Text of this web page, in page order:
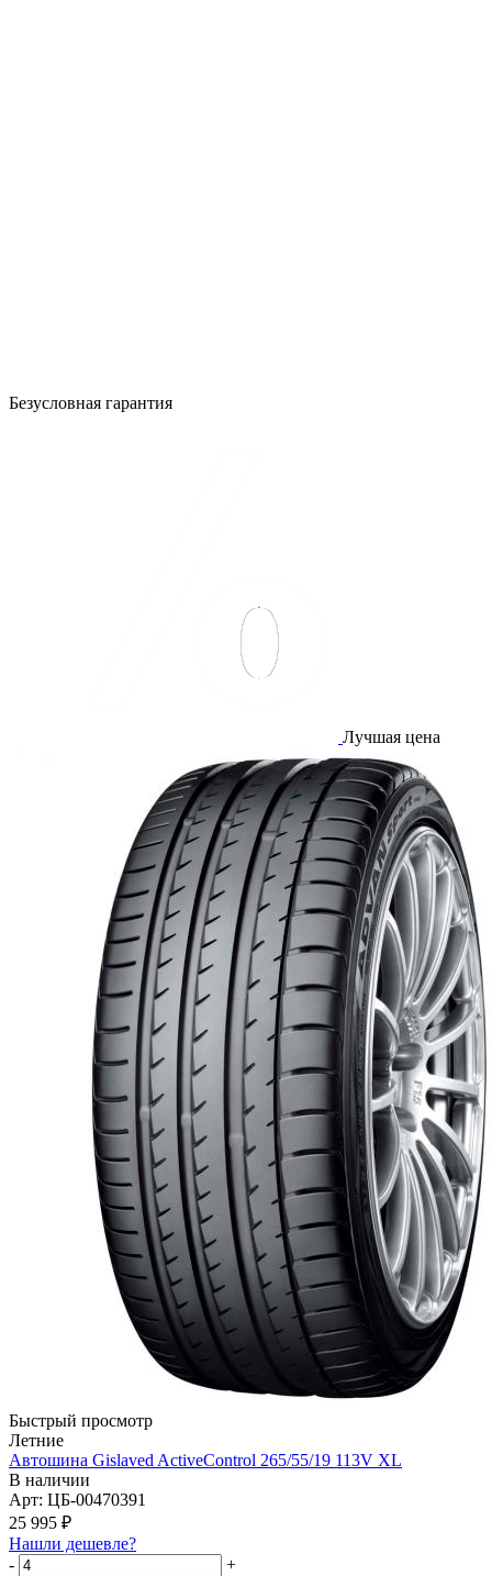
Безусловная гарантия
Лучшая цена
Быстрый просмотр
Летние
Автошина Gislaved ActiveControl 265/55/19 113V XL
В наличии
Арт: ЦБ-00470391
25 995 ₽
Нашли дешевле?
-
+